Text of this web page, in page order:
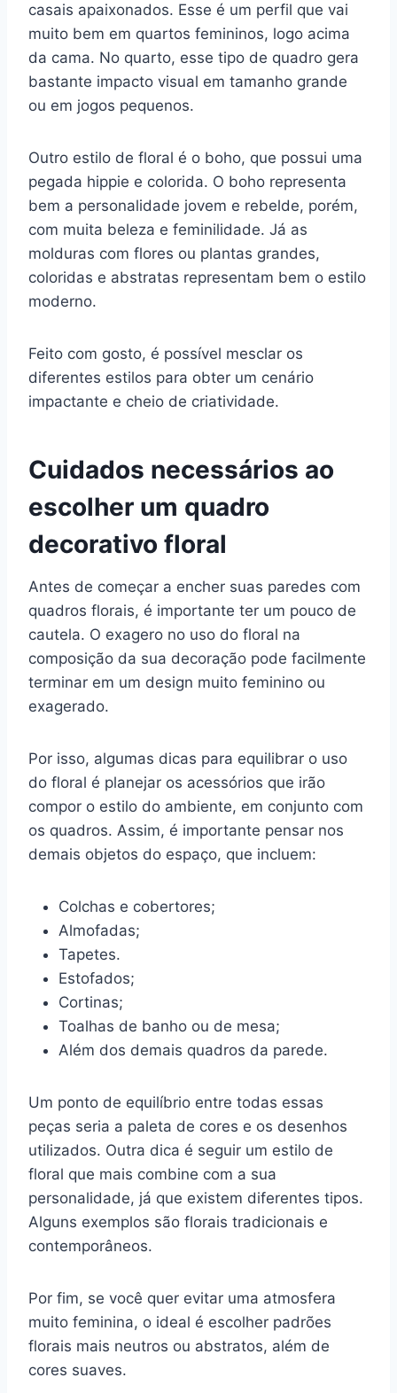
casais apaixonados. Esse é um perfil que vai
muito bem em quartos femininos, logo acima
da cama. No quarto, esse tipo de quadro gera
bastante impacto visual em tamanho grande
ou em jogos pequenos.
Outro estilo de floral é o boho, que possui uma
pegada hippie e colorida. O boho representa
bem a personalidade jovem e rebelde, porém,
com muita beleza e feminilidade. Já as
molduras com flores ou plantas grandes,
coloridas e abstratas representam bem o estilo
moderno.
Feito com gosto, é possível mesclar os
diferentes estilos para obter um cenário
impactante e cheio de criatividade.
Cuidados necessários ao
escolher um quadro
decorativo floral
Antes de começar a encher suas paredes com
quadros florais, é importante ter um pouco de
cautela. O exagero no uso do floral na
composição da sua decoração pode facilmente
terminar em um design muito feminino ou
exagerado.
Por isso, algumas dicas para equilibrar o uso
do floral é planejar os acessórios que irão
compor o estilo do ambiente, em conjunto com
os quadros. Assim, é importante pensar nos
demais objetos do espaço, que incluem:
Colchas e cobertores;
Almofadas;
Tapetes.
Estofados;
Cortinas;
Toalhas de banho ou de mesa;
Além dos demais quadros da parede.
Um ponto de equilíbrio entre todas essas
peças seria a paleta de cores e os desenhos
utilizados. Outra dica é seguir um estilo de
floral que mais combine com a sua
personalidade, já que existem diferentes tipos.
Alguns exemplos são florais tradicionais e
contemporâneos.
Por fim, se você quer evitar uma atmosfera
muito feminina, o ideal é escolher padrões
florais mais neutros ou abstratos, além de
cores suaves.